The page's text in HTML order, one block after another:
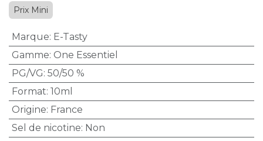
Prix Mini
Marque: E-Tasty
Gamme: One Essentiel
PG/VG: 50/50 %
Format: 10ml
Origine: France
Sel de nicotine: Non